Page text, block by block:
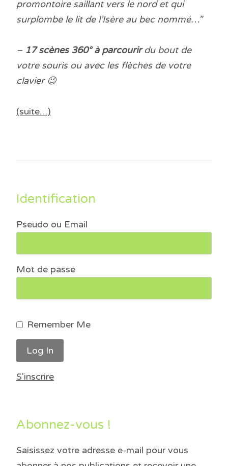
promontoire saillant vers le nord et qui
surplombe le lit de l’Isère au bec nommé…”
– 17 scènes 360° à parcourirdu bout de
votre souris ou avec les flèches de votre
clavier 😉
(suite…)
Identification
Pseudo ou Email
Mot de passe
Remember Me
S'inscrire
Abonnez-vous !
Saisissez votre adresse e-mail pour vous